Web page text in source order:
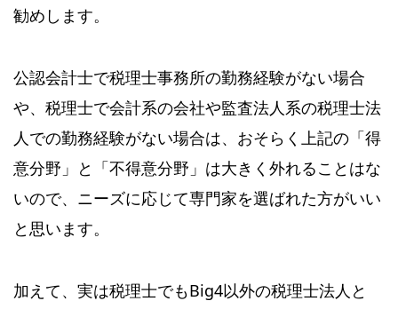
勧めします。
公認会計士で税理士事務所の勤務経験がない場合
や、税理士で会計系の会社や監査法人系の税理士法
人での勤務経験がない場合は、おそらく上記の「得
意分野」と「不得意分野」は大きく外れることはな
いので、ニーズに応じて専門家を選ばれた方がいい
と思います。
加えて、実は税理士でもBig4以外の税理士法人と